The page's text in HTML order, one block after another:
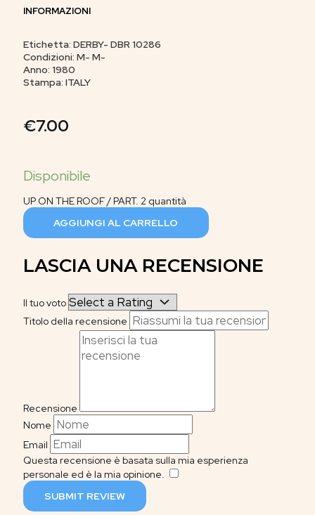
INFORMAZIONI
Etichetta: DERBY- DBR 10286
Condizioni: M- M-
Anno: 1980
Stampa: ITALY
€7.00
UP ON THE ROOF / PART. 2 quantità
AGGIUNGI AL CARRELLO
LASCIA UNA RECENSIONE
Il tuo voto
Titolo della recensione
Recensione
Nome
Email
Questa recensione è basata sulla mia esperienza
personale ed è la mia opinione.
SUBMIT REVIEW